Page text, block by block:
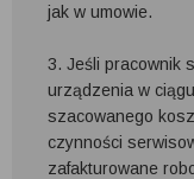
jak w umowie.
3. Jeśli pracownik
urządzenia w
szacowanego
czynności
zafakturowane